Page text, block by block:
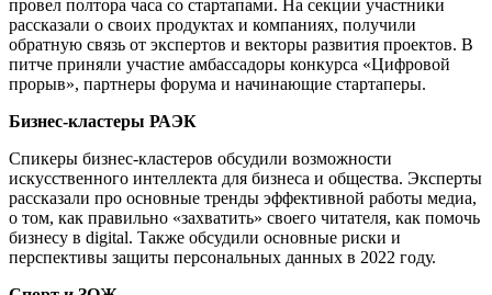
провел полтора часа со стартапами. На секции участники
рассказали о своих продуктах и компаниях, получили
обратную связь от экспертов и векторы развития проектов. В
питче приняли участие амбассадоры конкурса «Цифровой
прорыв», партнеры форума и начинающие стартаперы.
Бизнес-кластеры РАЭК
Спикеры бизнес-кластеров обсудили возможности
искусственного интеллекта для бизнеса и общества. Эксперты
рассказали про основные тренды эффективной работы медиа,
о том, как правильно «захватить» своего читателя, как помочь
бизнесу в digital. Также обсудили основные риски и
перспективы защиты персональных данных в 2022 году.